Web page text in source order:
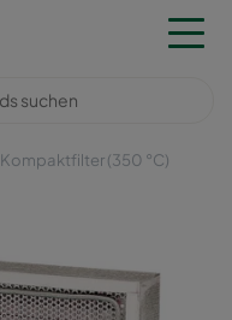
Kompaktfilter (350 °C)